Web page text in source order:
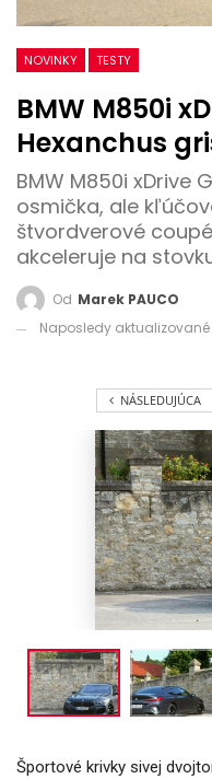
NOVINKY TESTY
BMW M850i
Hexanchus
BMW M850i xDrive
osmička, ale
štvordverové
akceleruje na
Od Marek PAUCO
Naposledy aktualizované
NÁSLEDUJÚCA
Športové krivky sivej